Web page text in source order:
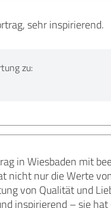
sehr inspirierend.
zu:
in Wiesbaden mit
nicht nur die Werte
von Qualität und
inspirierend – sie